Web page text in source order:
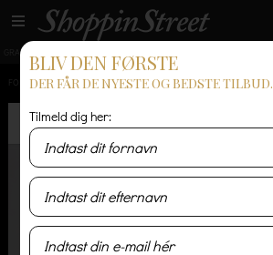
GRATIS LEVERING
FORSIDE / HERRE / T-SHIRT OG POLO / PULLOVER BASIC T-SHIRT
BLIV DEN FØRSTE
DER FÅR DE NYESTE OG BEDSTE TILBUD.
Tilmeld dig her: